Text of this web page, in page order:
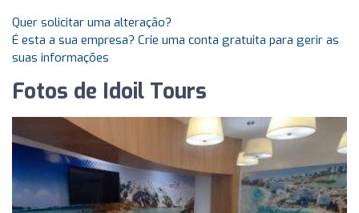
Quer solicitar uma alteração?
É esta a sua empresa? Crie uma conta gratuita para gerir as
suas informações
Fotos de Idoil Tours